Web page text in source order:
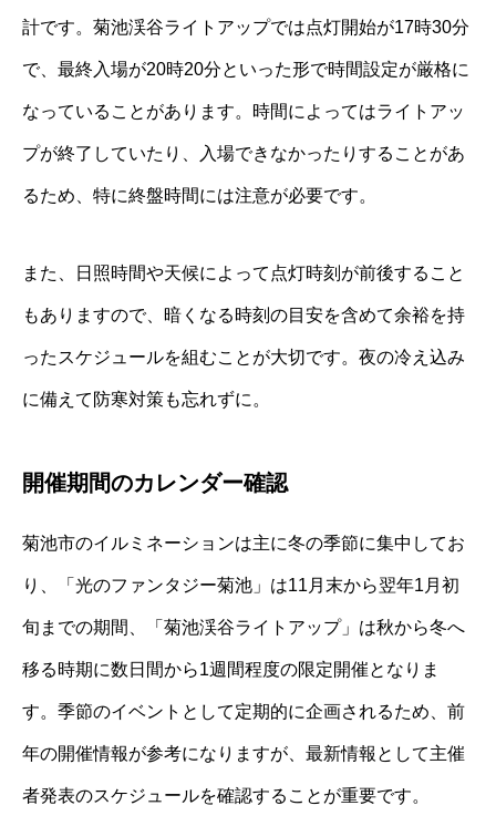
計です。菊池渓谷ライトアップでは点灯開始が17時30分
で、最終入場が20時20分といった形で時間設定が厳格に
なっていることがあります。時間によってはライトアッ
プが終了していたり、入場できなかったりすることがあ
るため、特に終盤時間には注意が必要です。
また、日照時間や天候によって点灯時刻が前後すること
もありますので、暗くなる時刻の目安を含めて余裕を持
ったスケジュールを組むことが大切です。夜の冷え込み
に備えて防寒対策も忘れずに。
開催期間のカレンダー確認
菊池市のイルミネーションは主に冬の季節に集中してお
り、「光のファンタジー菊池」は11月末から翌年1月初
旬までの期間、「菊池渓谷ライトアップ」は秋から冬へ
移る時期に数日間から1週間程度の限定開催となりま
す。季節のイベントとして定期的に企画されるため、前
年の開催情報が参考になりますが、最新情報として主催
者発表のスケジュールを確認することが重要です。